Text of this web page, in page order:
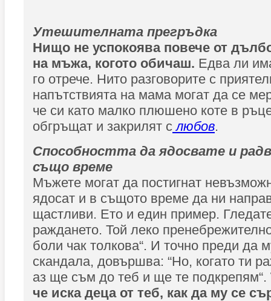
Утешителната прегръдка
Нищо не успокоява повече от
на мъжа, когото обичаш. Едва ли
го отрече. Нито разговорите с
напътствията на мама могат да се
че си като малко плюшено коте в
обгръщат и закрилят с любов.
Способността да ядосвате и
също време
Мъжете могат да постигнат
ядосат и в същото време да ни
щастливи. Ето и един пример.
раждането. Той леко
боли чак толкова“. И точно преди да
скандала, довършва: “Но, когато ти
аз ще съм до теб и ще те подкрепям“.
че иска деца от теб, как да му се